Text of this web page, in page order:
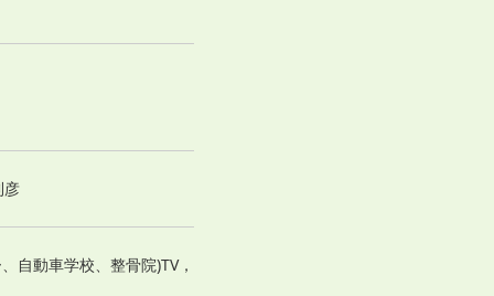
彦
自動車学校、整骨院)TV，